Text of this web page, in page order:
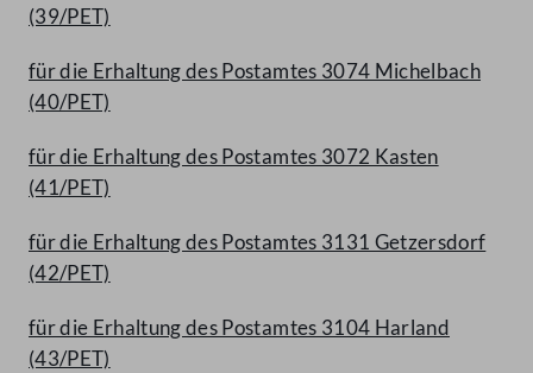
(39/PET)
für die Erhaltung des Postamtes 3074 Michelbach
(40/PET)
für die Erhaltung des Postamtes 3072 Kasten
(41/PET)
für die Erhaltung des Postamtes 3131 Getzersdorf
(42/PET)
für die Erhaltung des Postamtes 3104 Harland
(43/PET)